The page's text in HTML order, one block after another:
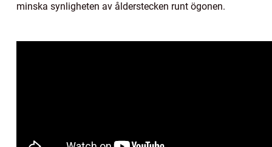
minska synligheten av ålderstecken runt ögonen.